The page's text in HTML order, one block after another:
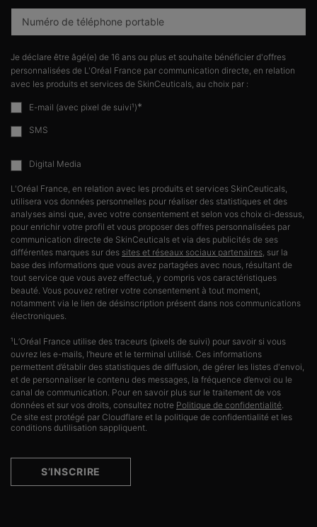
Numéro de téléphone portable
Je déclare être âgé(e) de 16 ans ou plus et souhaite bénéficier d'offres
personnalisées de L'Oréal France par communication directe, en relation
avec les produits et services de SkinCeuticals, au choix par :
E-mail (avec pixel de suivi¹)*
SMS
Digital Media
L'Oréal France, en relation avec les produits et services SkinCeuticals,
utilisera vos données personnelles pour réaliser des statistiques et des
analyses ainsi que, avec votre consentement et selon vos choix ci-dessus,
pour enrichir votre profil et vous proposer des offres personnalisées par
communication directe de SkinCeuticals et via des publicités de ses
différentes marques sur des sites et réseaux sociaux partenaires, sur la
base des informations que vous avez partagées avec nous, résultant de
tout service que vous avez effectué, y compris vos caractéristiques
beauté. Vous pouvez retirer votre consentement à tout moment,
notamment via le lien de désinscription présent dans nos communications
électroniques.
¹L’Oréal France utilise des traceurs (pixels de suivi) pour savoir si vous
ouvrez les e-mails, l’heure et le terminal utilisé. Ces informations
permettent d’établir des statistiques de diffusion, de gérer les listes d'envoi,
et de personnaliser le contenu des messages, la fréquence d’envoi ou le
canal de communication. Pour en savoir plus sur le traitement de vos
données et sur vos droits, consultez notre Politique de confidentialité.
Ce site est protégé par Cloudflare et la politique de confidentialité et les
conditions dutilisation sappliquent.
S’INSCRIRE